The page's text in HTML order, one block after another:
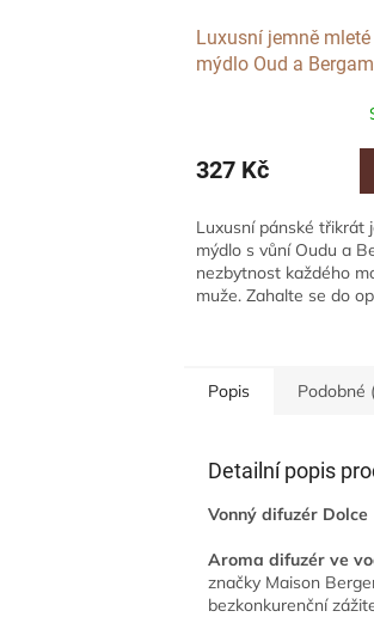
Luxusní jemně
mýdlo Oud a
327 Kč
Luxusní pánské třikrát
mýdlo s vůní Oudu a
nezbytnost každého
muže. Zahalte se do
Popis Podobné
Detailní popis
Vonný difuzér Dolce
Aroma difuzér ve
značky Maison
bezkonkurenční